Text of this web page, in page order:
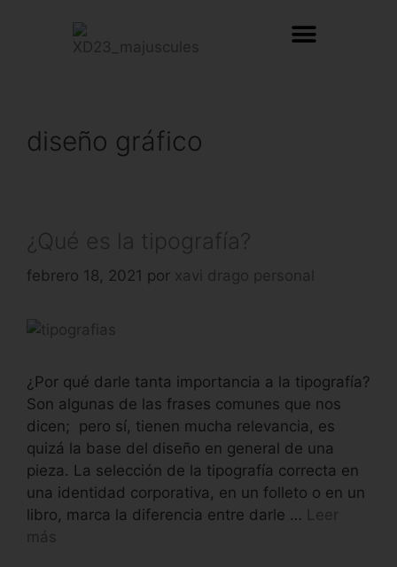
diseño gráfico
¿Qué es la tipografía?
febrero 18, 2021 por xavi drago personal
¿Por qué darle tanta importancia a la tipografía?
Son algunas de las frases comunes que nos
dicen; pero sí, tienen mucha relevancia, es
quizá la base del diseño en general de una
pieza. La selección de la tipografía correcta en
una identidad corporativa, en un folleto o en un
libro, marca la diferencia entre darle … Leer
más